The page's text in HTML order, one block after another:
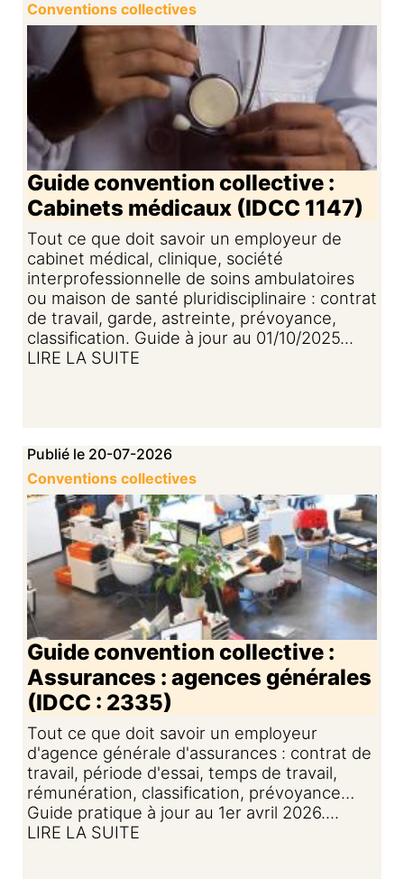
Conventions collectives
Guide convention collective :
Cabinets médicaux (IDCC 1147)
Tout ce que doit savoir un employeur de
cabinet médical, clinique, société
interprofessionnelle de soins ambulatoires
ou maison de santé pluridisciplinaire : contrat
de travail, garde, astreinte, prévoyance,
classification. Guide à jour au 01/10/2025...
LIRE LA SUITE
Publié le 20-07-2026
Conventions collectives
Guide convention collective :
Assurances : agences générales
(IDCC : 2335)
Tout ce que doit savoir un employeur
d'agence générale d'assurances : contrat de
travail, période d'essai, temps de travail,
rémunération, classification, prévoyance…
Guide pratique à jour au 1er avril 2026....
LIRE LA SUITE